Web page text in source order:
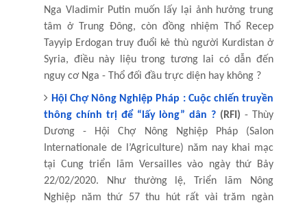
Nga Vladimir Putin muốn lấy lại ảnh hưởng trung
tâm ở Trung Đông, còn đồng nhiệm Thổ Recep
Tayyip Erdogan truy đuổi kẻ thù người Kurdistan ở
Syria, điều này liệu trong tương lai có dẫn đến
nguy cơ Nga - Thổ đối đầu trực diện hay không ?
Hội Chợ Nông Nghiệp Pháp : Cuộc chiến truyền
thông chính trị để “lấy lòng” dân ? (RFI) - Thùy
Dương - Hội Chợ Nông Nghiệp Pháp (Salon
Internationale de l’Agriculture) năm nay khai mạc
tại Cung triển lãm Versailles vào ngày thứ Bảy
22/02/2020. Như thường lệ, Triển lãm Nông
Nghiệp năm thứ 57 thu hút rất vài trăm ngàn